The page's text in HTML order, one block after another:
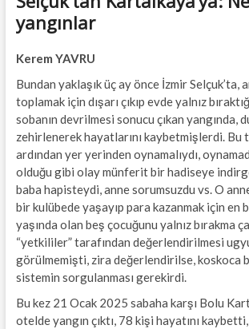
yangınlar
Kerem YAVRU
Bundan yaklaşık üç ay önce İzmir Selçuk’ta,
toplamak için dışarı çıkıp evde yalnız
sobanın devrilmesi sonucu çıkan yangında,
zehirlenerek hayatlarını kaybetmişlerdi. Bu
ardından yer yerinden oynamalıydı,
olduğu gibi olay münferit bir hadiseye
baba hapisteydi, anne sorumsuzdu vs. O
bir kulübede yaşayıp para kazanmak için en
yaşında olan beş çocuğunu yalnız bırakma
“yetkililer” tarafından değerlendirilmesi
görülmemişti, zira değerlendirilse, koskoca
sistemin sorgulanması gerekirdi.
Bu kez 21 Ocak 2025 sabaha karşı Bolu
otelde yangın çıktı, 78 kişi hayatını kaybetti,